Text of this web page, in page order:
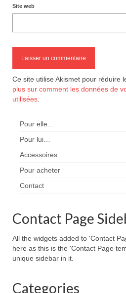
Site web
Ce site utilise Akismet pour réduire
plus sur comment les données de
utilisées
Pour elle…
Pour lui…
Accessoires
Pour acheter
Contact
Contact Page
All the widgets added to 'Contact
here as this is the 'Contact Page
unique sidebar in it.
Categories